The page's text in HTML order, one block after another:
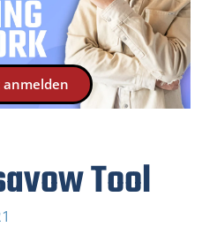
Tool
anmelden